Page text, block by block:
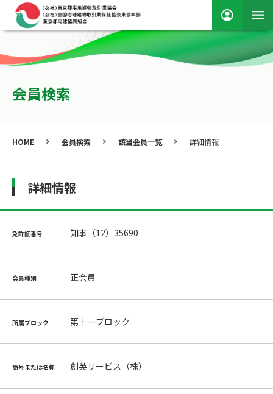
会員検索
HOME 会員検索 該当会員一覧 詳細情報
詳細情報
免許証番号 知事（12）35690
会員種別 正会員
所属ブロック 第十一ブロック
商号または名称 創英サービス（株）